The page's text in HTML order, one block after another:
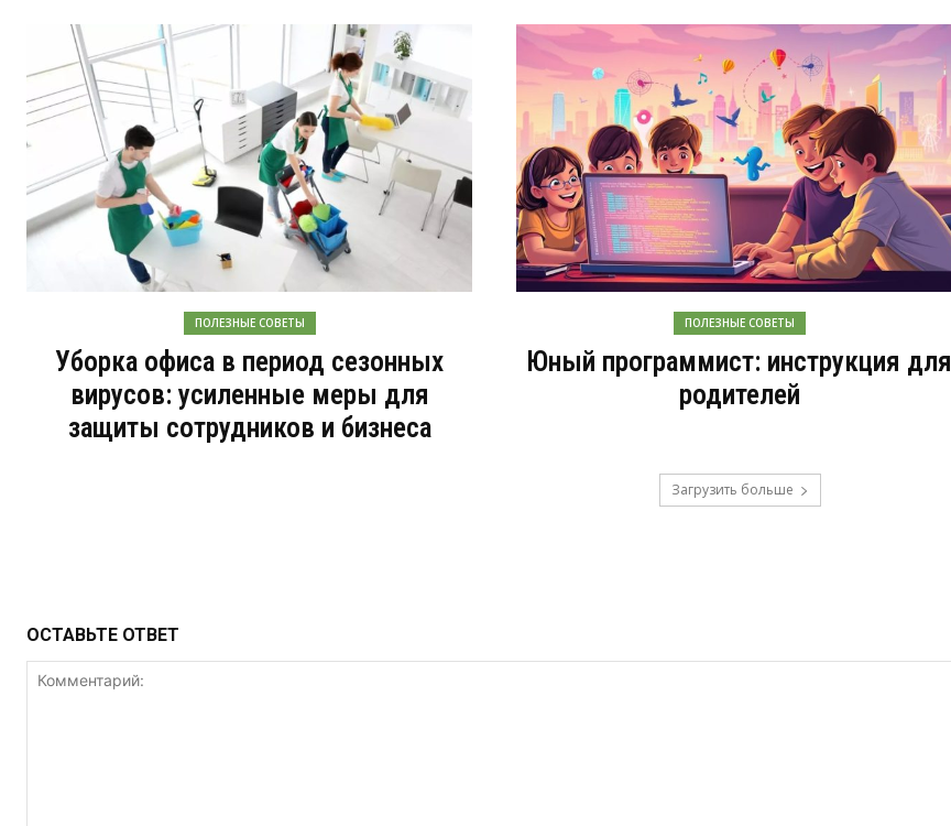
ПОЛЕЗНЫЕ СОВЕТЫ
Уборка офиса в период сезонных
вирусов: усиленные меры для
защиты сотрудников и бизнеса
ПОЛЕЗНЫЕ СОВЕТЫ
Юный программист: инструкция для
родителей
Загрузить больше
ОСТАВЬТЕ ОТВЕТ